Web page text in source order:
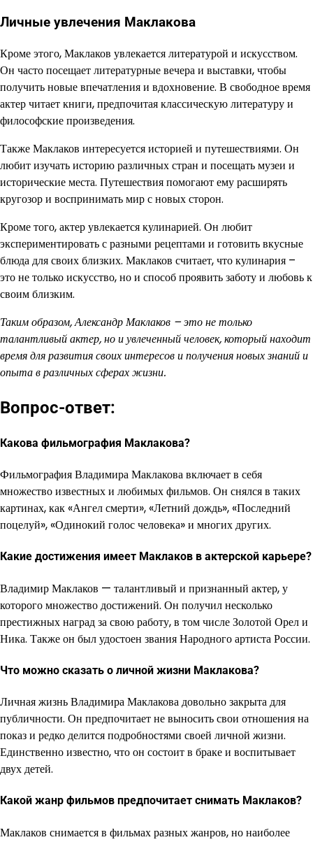
Личные увлечения Маклакова
Кроме этого, Маклаков увлекается литературой и искусством.
Он часто посещает литературные вечера и выставки, чтобы
получить новые впечатления и вдохновение. В свободное время
актер читает книги, предпочитая классическую литературу и
философские произведения.
Также Маклаков интересуется историей и путешествиями. Он
любит изучать историю различных стран и посещать музеи и
исторические места. Путешествия помогают ему расширять
кругозор и воспринимать мир с новых сторон.
Кроме того, актер увлекается кулинарией. Он любит
экспериментировать с разными рецептами и готовить вкусные
блюда для своих близких. Маклаков считает, что кулинария –
это не только искусство, но и способ проявить заботу и любовь к
своим близким.
Таким образом, Александр Маклаков – это не только
талантливый актер, но и увлеченный человек, который находит
время для развития своих интересов и получения новых знаний и
опыта в различных сферах жизни.
Вопрос-ответ:
Какова фильмография Маклакова?
Фильмография Владимира Маклакова включает в себя
множество известных и любимых фильмов. Он снялся в таких
картинах, как «Ангел смерти», «Летний дождь», «Последний
поцелуй», «Одинокий голос человека» и многих других.
Какие достижения имеет Маклаков в актерской карьере?
Владимир Маклаков — талантливый и признанный актер, у
которого множество достижений. Он получил несколько
престижных наград за свою работу, в том числе Золотой Орел и
Ника. Также он был удостоен звания Народного артиста России.
Что можно сказать о личной жизни Маклакова?
Личная жизнь Владимира Маклакова довольно закрыта для
публичности. Он предпочитает не выносить свои отношения на
показ и редко делится подробностями своей личной жизни.
Единственно известно, что он состоит в браке и воспитывает
двух детей.
Какой жанр фильмов предпочитает снимать Маклаков?
Маклаков снимается в фильмах разных жанров, но наиболее